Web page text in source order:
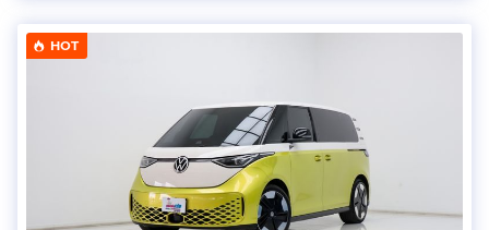
HOT